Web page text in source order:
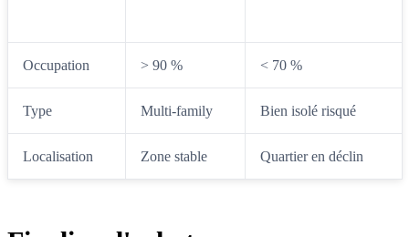
Occupation > 90 % < 70 %
Type Multi-family Bien isolé risqué
Localisation Zone stable Quartier en déclin